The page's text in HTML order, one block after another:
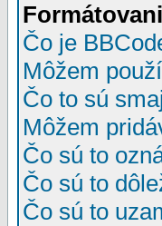
Čo je
Môžem
Čo to sú
Môžem
Čo sú to
Čo sú to
Čo sú to